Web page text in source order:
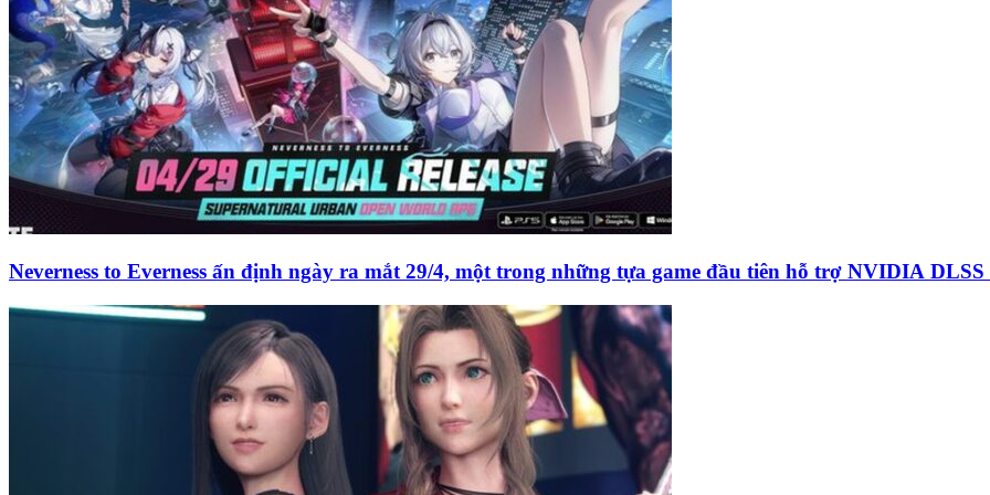
Neverness to Everness ấn định ngày ra mắt 29/4, một trong những tựa game đầu tiên hỗ trợ NVIDIA DLSS